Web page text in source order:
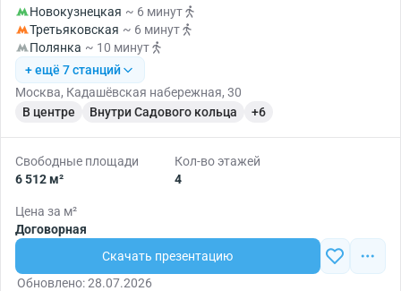
Новокузнецкая ~ 6 минут
Третьяковская ~ 6 минут
Полянка ~ 10 минут
+ ещё 7 станций
Москва, Кадашёвская набережная, 30
В центре
Внутри Садового кольца +6
Свободные площади
6 512 м²
Кол-во этажей
4
Цена за м²
Договорная
Скачать презентацию
Обновлено: 28.07.2026